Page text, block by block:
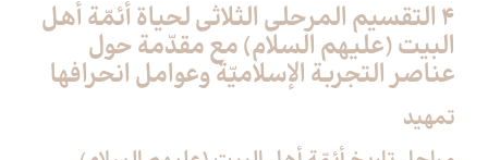
4 التقسيم المرحلي الثلاثي لحياة أئمّة أهل
البيت (عليهم السلام) مع مقدّمة حول
عناصر التجربة الإسلاميّة وعوامل انحرافها
تمهيد